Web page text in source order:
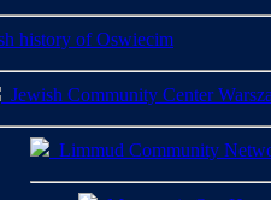
history of Oswiecim
Jewish Community Center
Limmud Community